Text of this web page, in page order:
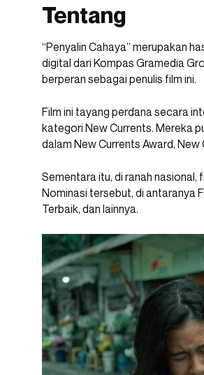
Tentang
“Penyalin Cahaya” merupakan
digital dari Kompas Gramedia
berperan sebagai penulis film ini.
Film ini tayang perdana secara
kategori New Currents. Mereka
dalam New Currents Award, New
Sementara itu, di ranah nasional,
Nominasi tersebut, di antaranya
Terbaik, dan lainnya.